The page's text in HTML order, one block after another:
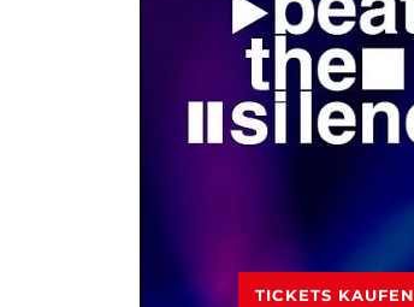
TICKETS KAUFEN